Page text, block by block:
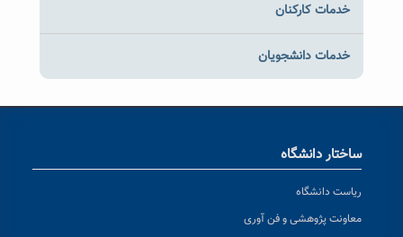
خدمات کارکنان
خدمات دانشجویان
ساختار دانشگاه
ریاست دانشگاه
معاونت پژوهشی و فن آوری